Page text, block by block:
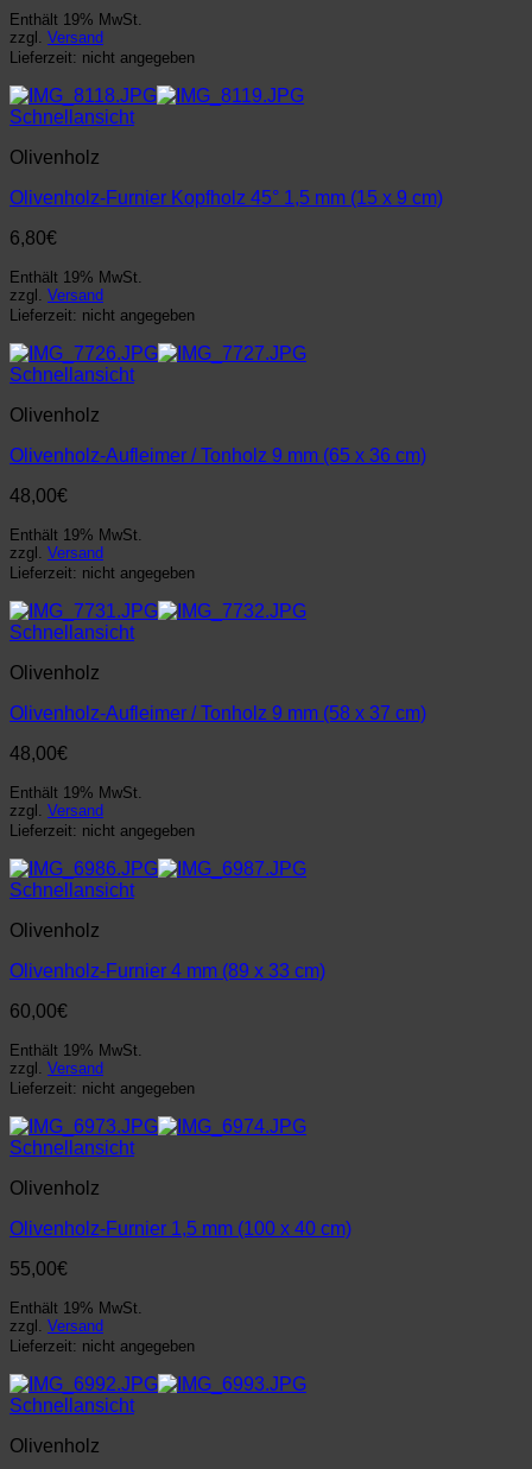
Enthält 19% MwSt.
zzgl. Versand
Lieferzeit: nicht angegeben
Schnellansicht
Olivenholz
Olivenholz-Furnier Kopfholz 45° 1,5 mm (15 x 9 cm)
6,80€
Enthält 19% MwSt.
zzgl. Versand
Lieferzeit: nicht angegeben
Schnellansicht
Olivenholz
Olivenholz-Aufleimer / Tonholz 9 mm (65 x 36 cm)
48,00€
Enthält 19% MwSt.
zzgl. Versand
Lieferzeit: nicht angegeben
Schnellansicht
Olivenholz
Olivenholz-Aufleimer / Tonholz 9 mm (58 x 37 cm)
48,00€
Enthält 19% MwSt.
zzgl. Versand
Lieferzeit: nicht angegeben
Schnellansicht
Olivenholz
Olivenholz-Furnier 4 mm (89 x 33 cm)
60,00€
Enthält 19% MwSt.
zzgl. Versand
Lieferzeit: nicht angegeben
Schnellansicht
Olivenholz
Olivenholz-Furnier 1,5 mm (100 x 40 cm)
55,00€
Enthält 19% MwSt.
zzgl. Versand
Lieferzeit: nicht angegeben
Schnellansicht
Olivenholz